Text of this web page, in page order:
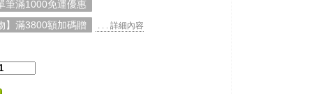
筆滿1000免運優惠
】滿3800額加碼贈
. . . 詳細內容